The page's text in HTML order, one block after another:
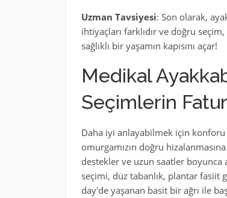
Uzman Tavsiyesi: Son olarak,
ihtiyaçları farklıdır ve doğru
sağlıklı bir yaşamın kapısını açar!
Medikal
Seçimlerin
Daha iyi anlayabilmek için konforu
omurgamızın doğru
destekler ve uzun saatler boyunca
seçimi, düz tabanlık, plantar fasiit
day'de yaşanan basit bir ağrı ile